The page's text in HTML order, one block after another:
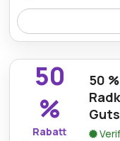
Sichern Sie sich
3 Set und
für die Kleinen
50
%
Rabatt
50